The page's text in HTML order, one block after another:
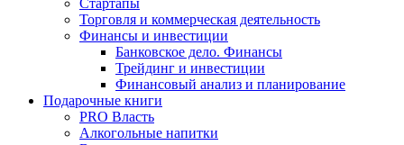
Стартапы
Торговля и коммерческая деятельность
Финансы и инвестиции
Банковское дело. Финансы
Трейдинг и инвестиции
Финансовый анализ и планирование
Подарочные книги
PRO Власть
Алкогольные напитки